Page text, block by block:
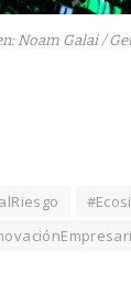
Noam Galai /